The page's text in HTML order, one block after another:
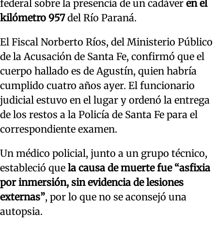
federal sobre la presencia de un cadáver en el
kilómetro 957del Río Paraná.
El Fiscal Norberto Ríos, del Ministerio Público
de la Acusación de Santa Fe, confirmó que el
cuerpo hallado es de Agustín, quien habría
cumplido cuatro años ayer. El funcionario
judicial estuvo en el lugar y ordenó la entrega
de los restos a la Policía de Santa Fe para el
correspondiente examen.
Un médico policial, junto a un grupo técnico,
estableció que la causa de muerte fue “asfixia
por inmersión, sin evidencia de lesiones
externas”, por lo que no se aconsejó una
autopsia.